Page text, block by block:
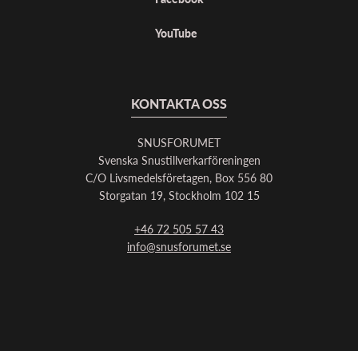
YouTube
KONTAKTA OSS
SNUSFORUMET
Svenska Snustillverkarföreningen
C/O Livsmedelsföretagen, Box 556 80
Storgatan 19, Stockholm 102 15
+46 72 505 57 43
info@snusforumet.se